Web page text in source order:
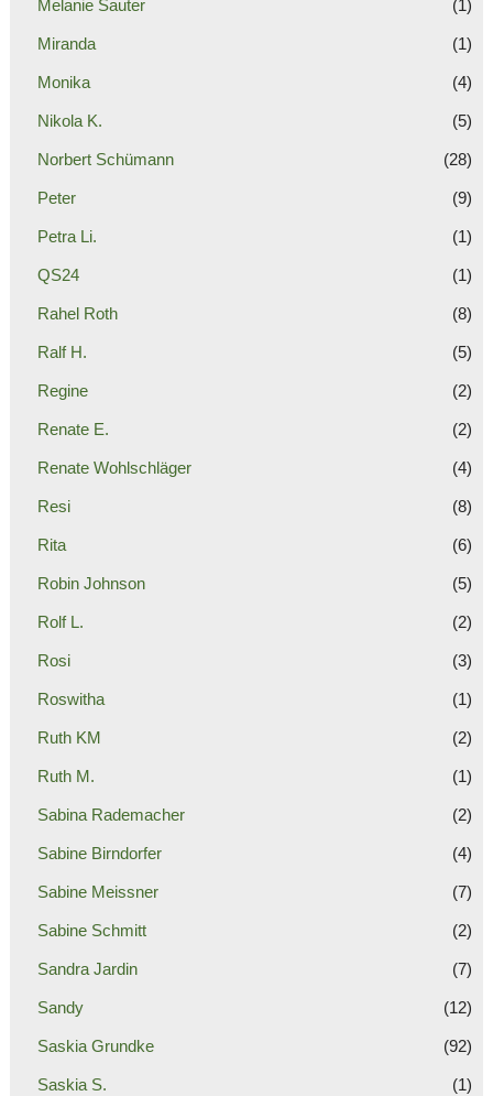
Melanie Sauter (1)
Miranda (1)
Monika (4)
Nikola K. (5)
Norbert Schümann (28)
Peter (9)
Petra Li. (1)
QS24 (1)
Rahel Roth (8)
Ralf H. (5)
Regine (2)
Renate E. (2)
Renate Wohlschläger (4)
Resi (8)
Rita (6)
Robin Johnson (5)
Rolf L. (2)
Rosi (3)
Roswitha (1)
Ruth KM (2)
Ruth M. (1)
Sabina Rademacher (2)
Sabine Birndorfer (4)
Sabine Meissner (7)
Sabine Schmitt (2)
Sandra Jardin (7)
Sandy (12)
Saskia Grundke (92)
Saskia S. (1)